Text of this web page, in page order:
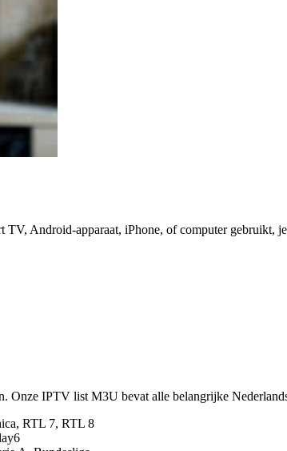
Android-apparaat, iPhone, of computer gebruikt,
IPTV list M3U bevat alle belangrijke
RTL 7, RTL 8